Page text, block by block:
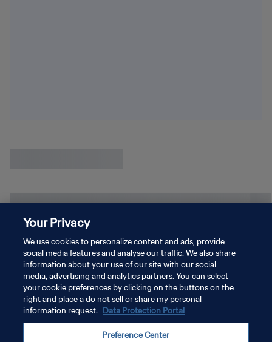
POLITIQUE DE CONFIDENTIALITÉ
Your Privacy
We use cookies to personalize content and ads, provide
social media features and analyse our traffic. We also share
information about your use of our site with our social
media, advertising and analytics partners. You can select
your cookie preferences by clicking on the buttons on the
right and place a do not sell or share my personal
information request. Data Protection Portal
Preference Center